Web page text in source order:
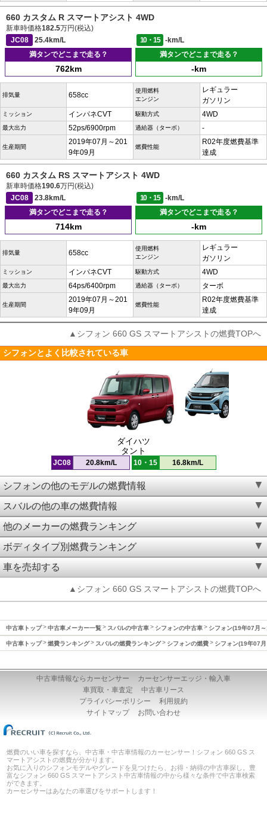
660 カスタム R スマートアシスト 4WD
新車時価格182.5万円(税込)
JC08
25.4km/L 10・15
-km/L
満タンでどこまで走る？
762km
満タンでどこまで走る？
-km
排気量 658cc
使用燃料
エンジン
レギュラー
ガソリン
ミッション インパネCVT 駆動方式 4WD
最大出力 52ps/6900rpm 過給器（ターボ） -
生産期間
2019年07月～201
9年09月
燃費性能
R02年度燃費基準
達成
660 カスタム RS スマートアシスト 4WD
新車時価格190.6万円(税込)
JC08
23.8km/L 10・15
-km/L
満タンでどこまで走る？
714km
満タンでどこまで走る？
-km
排気量 658cc
使用燃料
エンジン
レギュラー
ガソリン
ミッション インパネCVT 駆動方式 4WD
最大出力 64ps/6400rpm 過給器（ターボ） ターボ
生産期間
2019年07月～201
9年09月
燃費性能
R02年度燃費基準
達成
▲シフォン 660 GS スマートアシストの燃費TOPへ
シフォンとよく比較されている車
ダイハツ
タント
JC08 20.8km/L 10・15 16.8km/L
シフォンの他のモデルの燃費情報
スバルの他の車の燃費情報
他のメーカーの燃費ランキング
ボディタイプ別燃費ランキング
車を売却する
▲シフォン 660 GS スマートアシストの燃費TOPへ
中古車トップ 中古車メーカー一覧 スバルの中古車 シフォンの中古車 シフォン(19年07月
中古車トップ 燃費ランキング スバルの燃費ランキング シフォンの燃費 シフォン(19年07
中古車情報ならカーセンサー
カーセンサーエッジ・輸入車
車買取・車査定
中古車リース
プライバシーポリシー
利用規約
サイトマップ
お問い合わせ
燃費のいい車を探すなら、中古車・中古車情報のカーセンサー！シフォン 660 GS ス
マートアシストの燃費が分かります。
お気に入りのシフォンモデルやグレードを見つけたら、お得・納得の中古車探し。豊
富なシフォン 660 GS スマートアシスト中古車情報の中から様々な条件で中古車検索
ができます。
カーセンサーはあなたの車選びをサポートします！